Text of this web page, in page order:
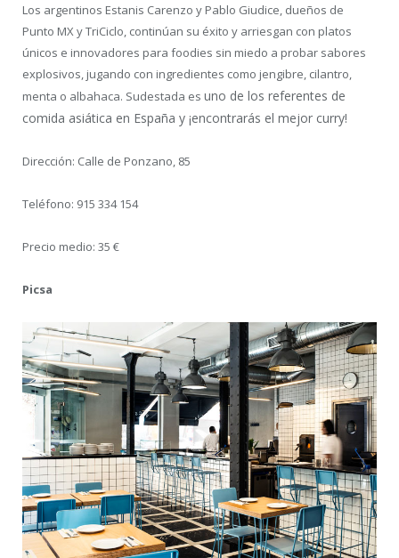
Los argentinos Estanis Carenzo y Pablo Giudice, dueños de
Punto MX y TriCiclo, continúan su éxito y arriesgan con platos
únicos e innovadores para foodies sin miedo a probar sabores
explosivos, jugando con ingredientes como jengibre, cilantro,
menta o albahaca. Sudestada es uno de los referentes de
comida asiática en España y ¡encontrarás el mejor curry!
Dirección: Calle de Ponzano, 85
Teléfono: 915 334 154
Precio medio: 35 €
Picsa